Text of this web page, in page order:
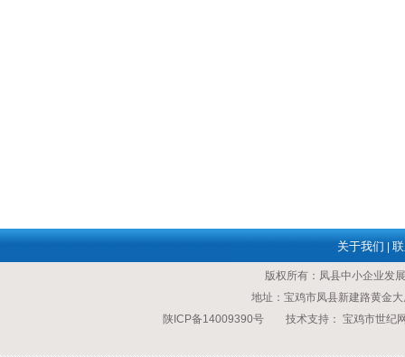
关于我们
版权所有：凤县中小企业
地址：宝鸡市凤县新建路黄
陕ICP备14009390号 技术支持： 宝鸡市世纪